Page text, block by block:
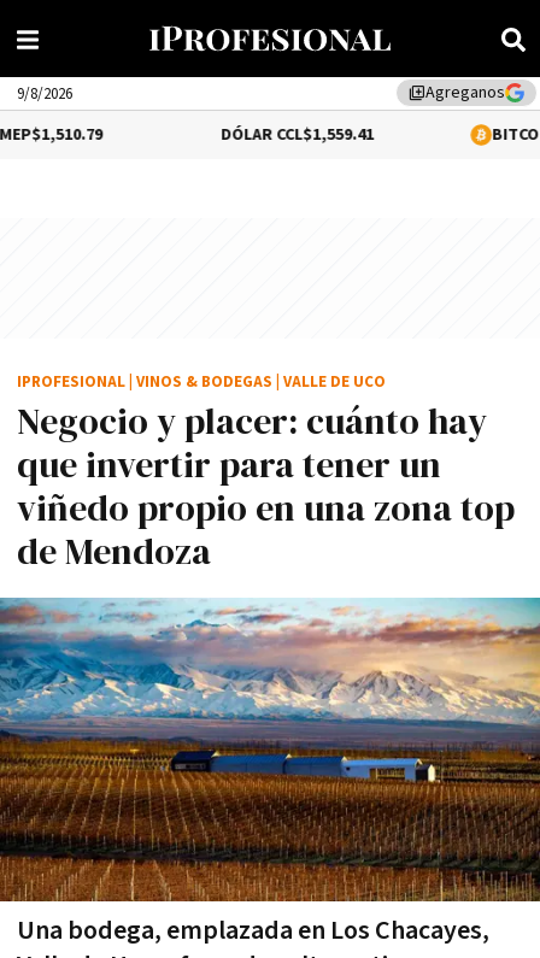
library_addAgreganos
9/8/2026
$1,559.41 0.12%
Negocio y placer: cuánto hay
que invertir para tener un
viñedo propio en una zona top
de Mendoza
Una bodega, emplazada en Los Chacayes,
IPROFESIONAL VINOS & BODEGAS VALLE DE UCO